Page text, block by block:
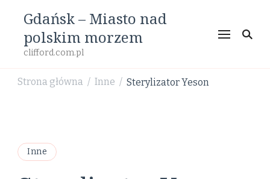
Gdańsk – Miasto nad
polskim morzem
clifford.com.pl
Strona główna / Inne / Sterylizator Yeson
Inne